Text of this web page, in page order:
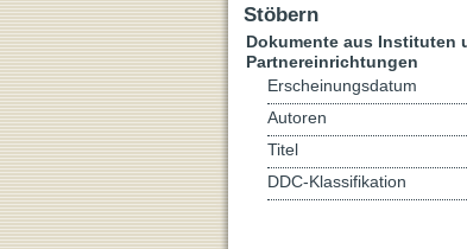
Stöbern
Dokumente aus Instituten
Partnereinrichtungen
Erscheinungsdatum
Autoren
Titel
DDC-Klassifikation